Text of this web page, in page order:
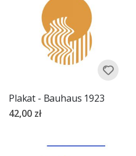
Plakat - Bauhaus 1923
42,00 zł